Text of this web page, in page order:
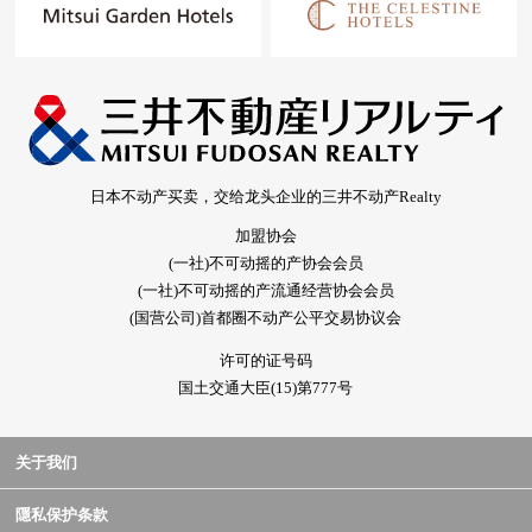
日本不动产买卖，交给龙头企业的三井不动产Realty
加盟协会
(一社)不可动摇的产协会会员
(一社)不可动摇的产流通经营协会会员
(国营公司)首都圈不动产公平交易协议会
许可的证号码
国土交通大臣(15)第777号
关于我们
隱私保护条款